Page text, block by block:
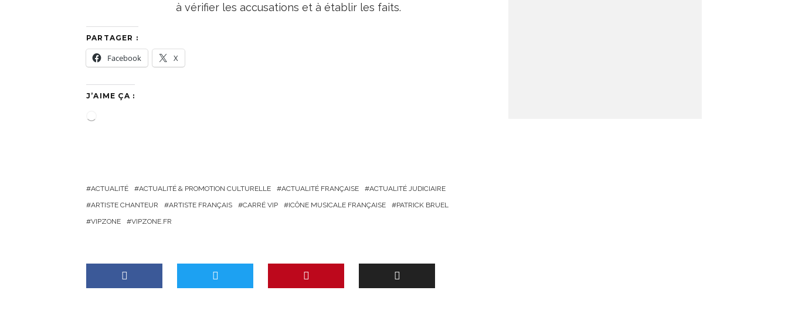
à vérifier les accusations et à établir les faits.
PARTAGER :
Facebook X
J’AIME ÇA :
t
ACTUALITÉ ACTUALITÉ & PROMOTION CULTURELLE ACTUALITÉ FRANÇAISE
ACTUALITÉ JUDICIAIRE
ARTISTE CHANTEUR
ARTISTE FRANÇAIS CARRÉ VIP ICÔNE MUSICALE FRANÇAISE
PATRICK BRUEL
VIPZONE
VIPZONE.FR